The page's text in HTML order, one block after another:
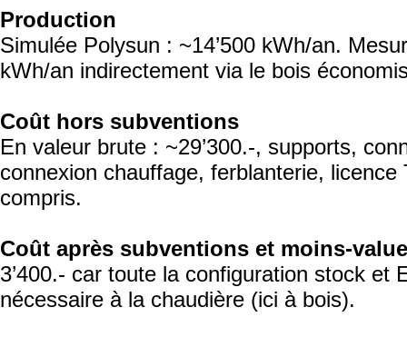
Production
Simulée Polysun : ~14’500 kWh/an.
kWh/an indirectement via le bois
Coût hors subventions
En valeur brute : ~29’300.-, supports,
connexion chauffage, ferblanterie, licence
compris.
Coût après subventions et moins-
3’400.- car toute la configuration stock et
nécessaire à la chaudière (ici à bois).